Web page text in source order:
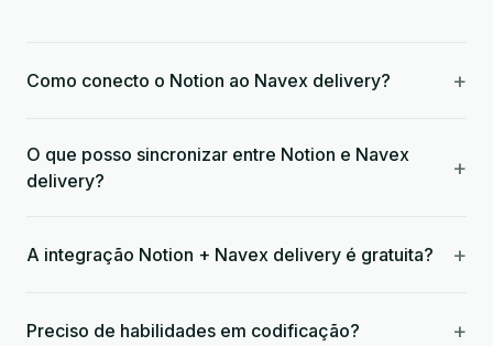
Como conecto o Notion ao Navex delivery? +
O que posso sincronizar entre Notion e Navex
delivery?
+
A integração Notion + Navex delivery é gratuita? +
Preciso de habilidades em codificação? +